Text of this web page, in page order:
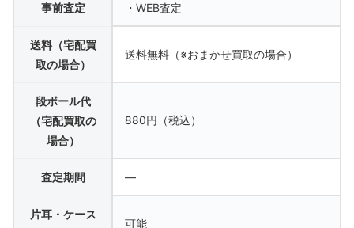
事前査定 ・WEB査定
送料（宅配買
取の場合）
送料無料（※おまかせ買取の場合）
段ボール代
（宅配買取の
場合）
880円（税込）
査定期間 —
片耳・ケース
可能